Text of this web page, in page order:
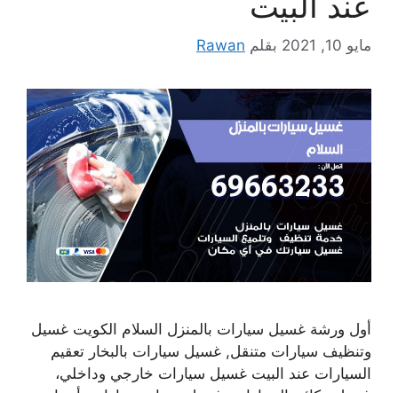
مايو 10, 2021 بقلم Rawan
أول ورشة غسيل سيارات بالمنزل السلام الكويت غسيل
وتنظيف سيارات متنقل, غسيل سيارات بالبخار تعقيم
السيارات عند البيت غسيل سيارات خارجي وداخلي،